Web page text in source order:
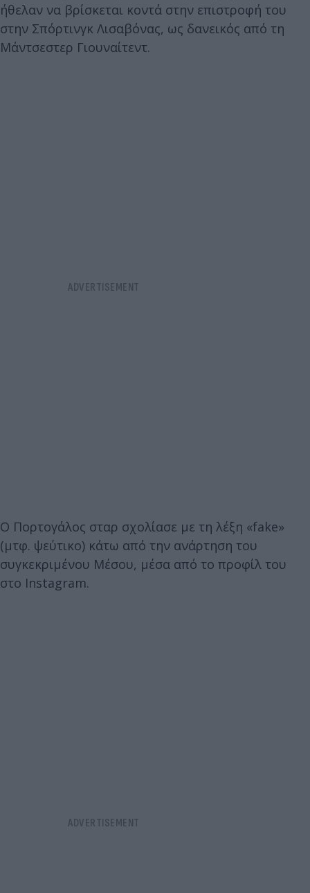
ήθελαν να βρίσκεται κοντά στην επιστροφή του
στην Σπόρτινγκ Λισαβόνας, ως δανεικός από τη
Μάντσεστερ Γιουναίτεντ.
Ο Πορτογάλος σταρ σχολίασε με τη λέξη «fake»
(μτφ. ψεύτικο) κάτω από την ανάρτηση του
συγκεκριμένου Μέσου, μέσα από το προφίλ του
στο Instagram.